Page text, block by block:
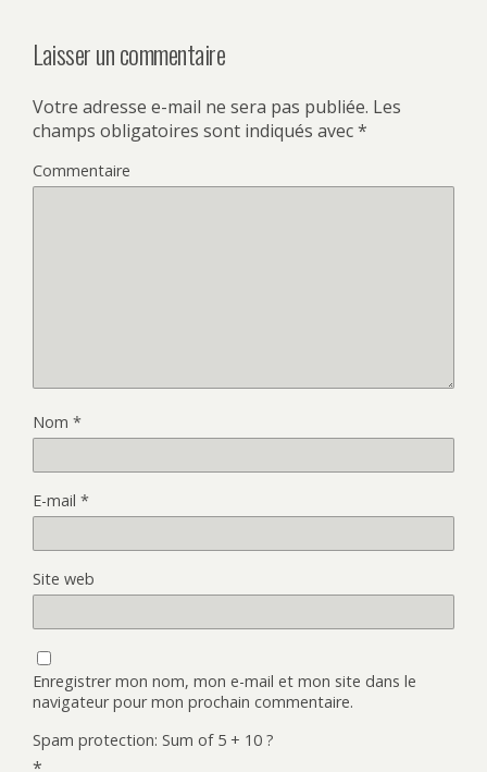
Laisser un commentaire
Votre adresse e-mail ne sera pas publiée. Les
champs obligatoires sont indiqués avec*
Commentaire
Nom *
E-mail *
Site web
Enregistrer mon nom, mon e-mail et mon site dans le
navigateur pour mon prochain commentaire.
Spam protection: Sum of 5 + 10 ?